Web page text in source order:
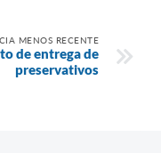
MENOS RECENTE
de entrega de
preservativos